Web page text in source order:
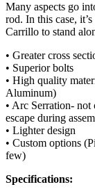
Many aspects go
rod. In this case,
Carrillo to stand
• Greater cross
• Superior bolts
• High quality
Aluminum)
• Arc Serration-
escape during
• Lighter design
• Custom options
few)
Specifications: